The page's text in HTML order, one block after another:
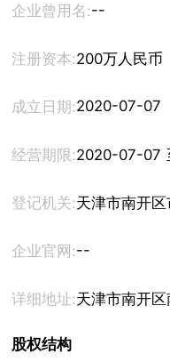
企业曾用名:--
注册资本:200万人民币
成立日期:2020-07-07
经营期限:
登记机关:天津市南开
企业官网:--
详细地址:天津市南开
股权结构